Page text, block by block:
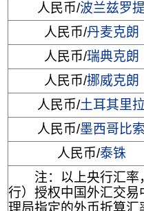
人民币/波兰兹罗提
人民币/丹麦克朗
人民币/瑞典克朗
人民币/挪威克朗
人民币/土耳其里拉
人民币/墨西哥比索
人民币/泰铢
注：以上央行汇
行）授权中国外汇交